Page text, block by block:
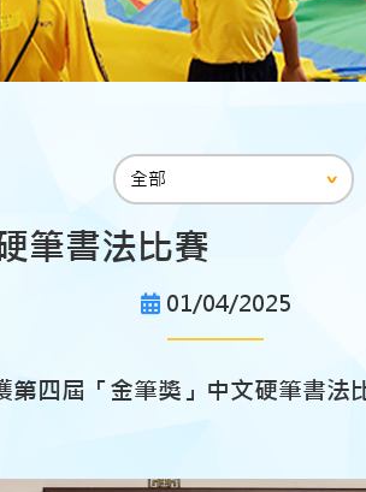
筆書法比賽
01/04/2025
屆「金筆獎」中文硬筆書法